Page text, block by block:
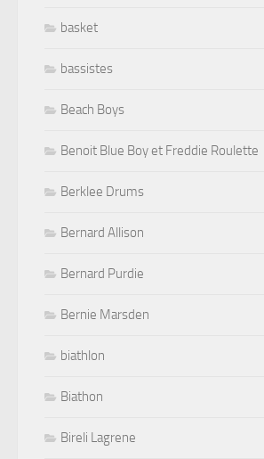
basket
bassistes
Beach Boys
Benoit Blue Boy et Freddie Roulette
Berklee Drums
Bernard Allison
Bernard Purdie
Bernie Marsden
biathlon
Biathon
Bireli Lagrene